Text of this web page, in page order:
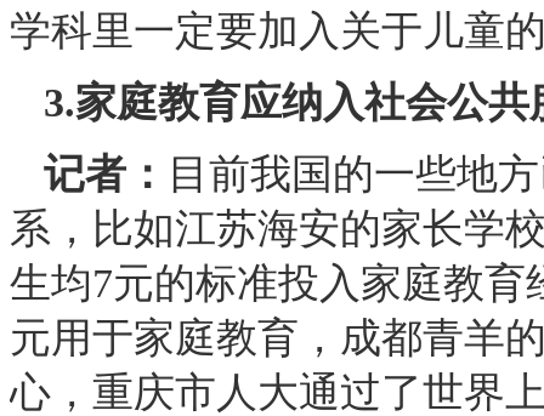
学科里一定要加入关于儿童
3.家庭教育应纳入社会公共
记者： 目前我国的一些地
系，比如江苏海安的家长学
生均7元的标准投入家庭教育
元用于家庭教育，成都青羊
心，重庆市人大通过了世界